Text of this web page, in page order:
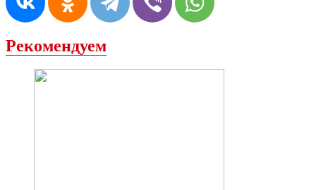
Рекомендуем